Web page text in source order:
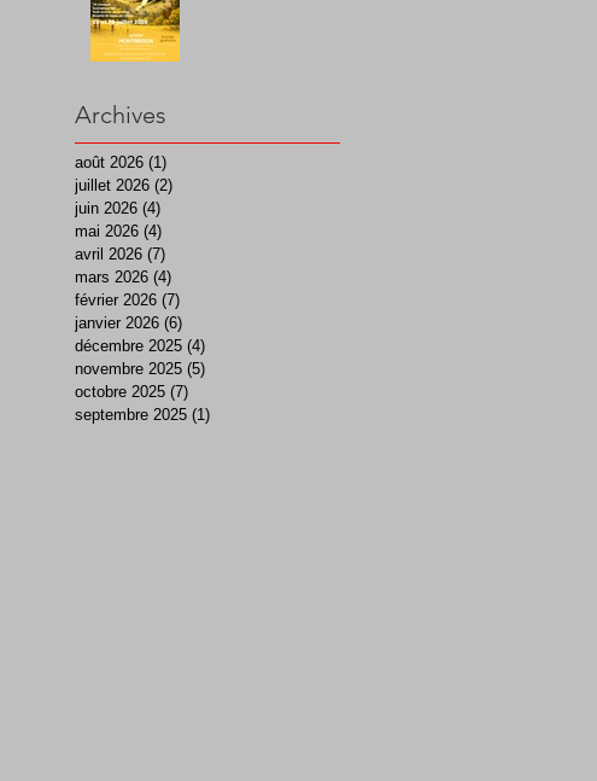
Archives
août 2026 (1)
juillet 2026 (2)
juin 2026 (4)
mai 2026 (4)
avril 2026 (7)
mars 2026 (4)
février 2026 (7)
janvier 2026 (6)
décembre 2025 (4)
novembre 2025 (5)
octobre 2025 (7)
septembre 2025 (1)